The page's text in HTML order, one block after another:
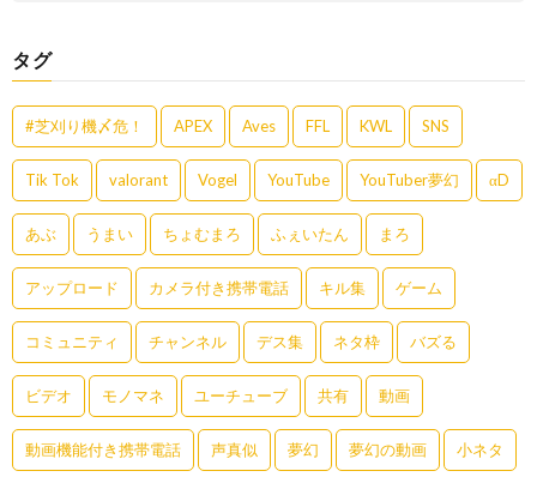
タグ
#芝刈り機〆危！ APEX Aves FFL KWL SNS
Tik Tok valorant Vogel YouTube YouTuber夢幻 αD
あぶ うまい ちょむまろ ふぇいたん まろ
アップロード カメラ付き携帯電話 キル集 ゲーム
コミュニティ チャンネル デス集 ネタ枠 バズる
ビデオ モノマネ ユーチューブ 共有 動画
動画機能付き携帯電話 声真似 夢幻 夢幻の動画 小ネタ